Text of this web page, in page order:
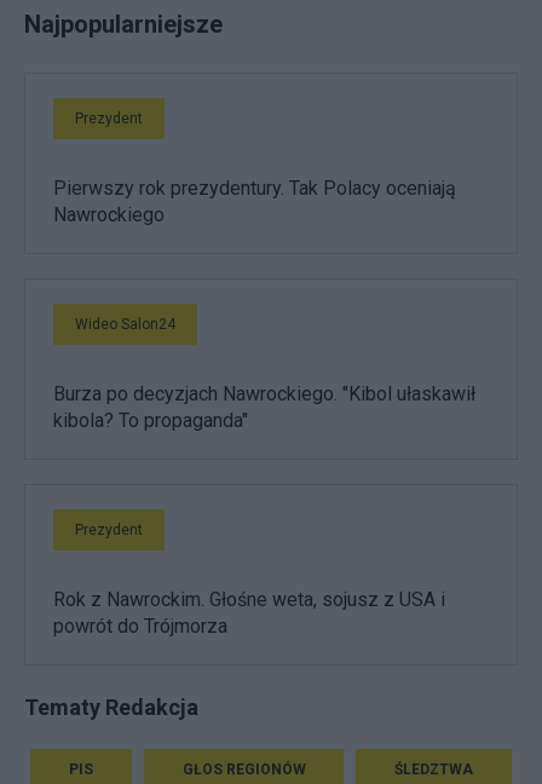
Najpopularniejsze
Prezydent
Pierwszy rok prezydentury. Tak Polacy oceniają
Nawrockiego
Wideo Salon24
Burza po decyzjach Nawrockiego. "Kibol ułaskawił
kibola? To propaganda"
Prezydent
Rok z Nawrockim. Głośne weta, sojusz z USA i
powrót do Trójmorza
Tematy Redakcja
PIS GŁOS REGIONÓW ŚLEDZTWA